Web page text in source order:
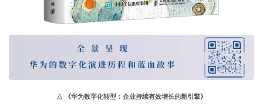
△ 《华为数字化转型：企业持续有效增长的新引擎》